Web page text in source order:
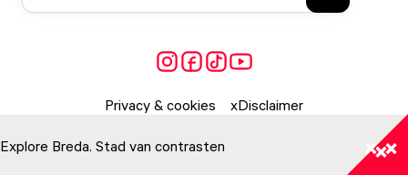
Privacy & cookies Disclaimer
Explore Breda. Stad van contrasten